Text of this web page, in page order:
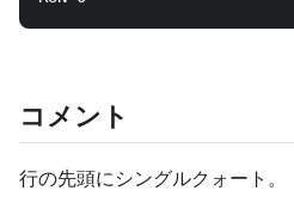
コメント
行の先頭にシングルクォート。